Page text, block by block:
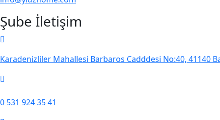
Şube İletişim
Karadenizliler Mahallesi Barbaros Cadddesi No:40, 41140
0 531 924 35 41